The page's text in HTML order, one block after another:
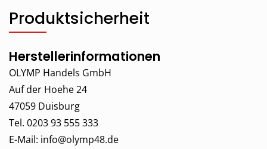
Produktsicherheit
Herstellerinformationen
OLYMP Handels GmbH
Auf der Hoehe 24
47059 Duisburg
Tel. 0203 93 555 333
E-Mail: info@olymp48.de